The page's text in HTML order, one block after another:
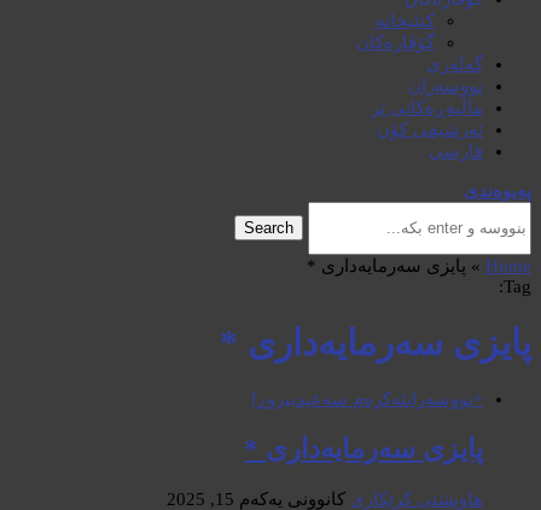
کتێبخانە
گۆڤارەکان
گەلەری
نووسەران
ماڵپەڕەکانی تر
ئەرشیفی کۆن
فارسی
پەیوەندی
Search
Home
» پایزی سەرمایەداری *
Tag:
پایزی سەرمایەداری *
+نووسەرانئەکرەم سەعید بیروڕا
پایزی سەرمایەداری *
هاوپشتی کرێکاری کانوونی یەکەم 15, 2025